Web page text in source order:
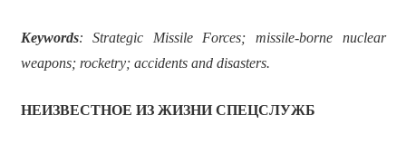
Keywords: Strategic Missile Forces; missile-borne nuclear
weapons; rocketry; accidents and disasters.
НЕИЗВЕСТНОЕ ИЗ ЖИЗНИ СПЕЦСЛУЖБ